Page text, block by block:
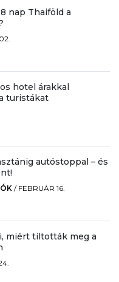
nap Thaiföld a
hotel árakkal
turistákat
autóstoppal – és
/ FEBRUÁR 16.
miért tiltották meg a